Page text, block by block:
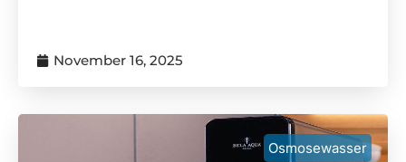
November 16, 2025
Osmosewasser